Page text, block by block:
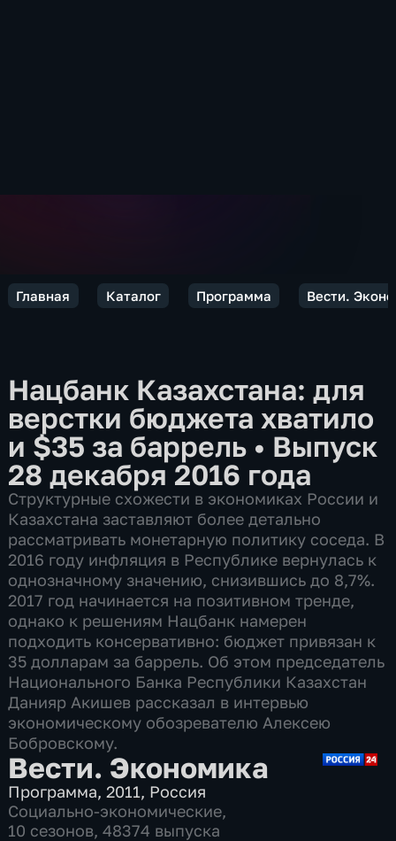
Главная Каталог Программа Вести.
Нацбанк Казахстана: для
верстки бюджета хватило
и $35 за баррель • Выпуск
28 декабря 2016 года
Структурные схожести в экономиках России и
Казахстана заставляют более детально
рассматривать монетарную политику соседа. В
2016 году инфляция в Республике вернулась к
однозначному значению, снизившись до 8,7%.
2017 год начинается на позитивном тренде,
однако к решениям Нацбанк намерен
подходить консервативно: бюджет привязан к
35 долларам за баррель. Об этом председатель
Национального Банка Республики Казахстан
Данияр Акишев рассказал в интервью
экономическому обозревателю Алексею
Бобровскому.
Вести. Экономика
Программа,2011, Россия
Социально-экономические,
10 сезонов, 48374 выпуска